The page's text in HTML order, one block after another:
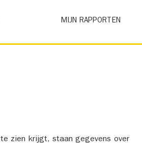
MIJN RAPPORTEN
zien krijgt, staan gegevens over